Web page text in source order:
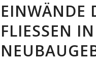
EINWÄNDE
FLIESSEN